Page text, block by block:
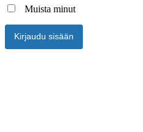
Muista minut